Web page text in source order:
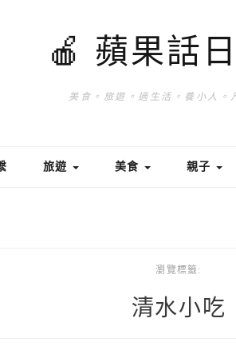
🍎 蘋果話
美食。旅遊。過生活。養小人。
旅遊 美食 親子
瀏覽標籤:
清水小吃